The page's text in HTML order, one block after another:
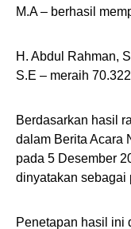
M.A – berhasil
H. Abdul Rahman,
S.E – meraih
Berdasarkan hasil
dalam Berita Acara
pada 5 Desember
dinyatakan sebagai
Penetapan hasil ini